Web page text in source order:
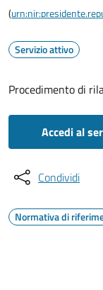
(
Servizio attivo
Procedimento di
Accedi al
Condividi
Normativa di